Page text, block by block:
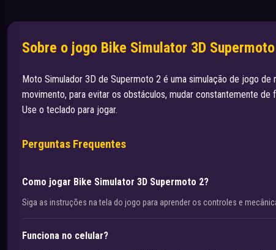
Sobre o jogo Bike Simulator 3D
Moto Simulador 3D de Supermoto 2 é uma simulação de jogo
movimento, para evitar os obstáculos, mudar constantemente
Use o teclado para jogar.
Perguntas Frequentes
Como jogar Bike Simulator 3D Supermoto 2?
Siga as instruções na tela do jogo para aprender os controles e
Funciona no celular?